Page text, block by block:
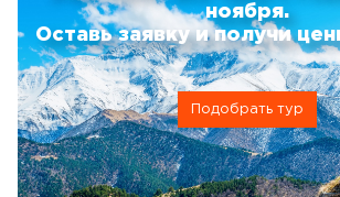
ноября.
Оставь заявку и получи
Подобрать тур